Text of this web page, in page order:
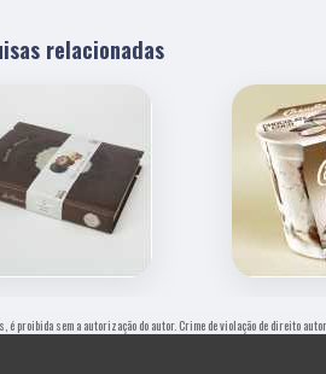
relacionadas
proibida sem a autorização do autor. Crime de violação de direito